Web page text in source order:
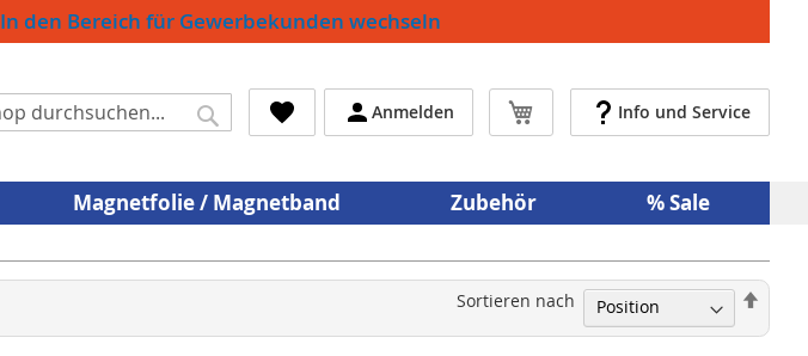
In den Bereich für Gewerbekunden wechseln
Mein Warenkorb
Anmelden Info und Service
Magnetfolie / Magnetband Zubehör % Sale
Sortieren nach